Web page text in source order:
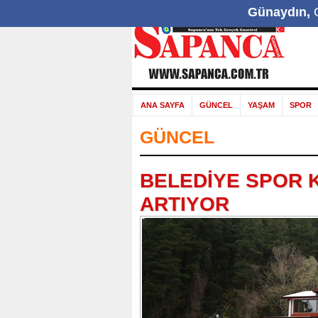
Günaydın,
ANA SAYFA GÜNCEL YAŞAM SPOR
GÜNCEL
BELEDİYE SPOR
ARTIYOR